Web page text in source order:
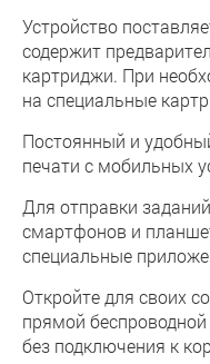
Устройство
содержит
картриджи. При
на специальные
Постоянный и
печати с мобильных
Для отправки
смартфонов и
специальные
Откройте для своих
прямой
без подключения к